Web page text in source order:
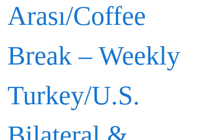
Arası/Coffee
Break – Weekly
Turkey/U.S.